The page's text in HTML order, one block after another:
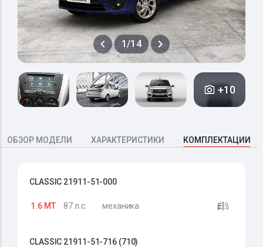
1/14
+10
ОБЗОР МОДЕЛИ ХАРАКТЕРИСТИКИ КОМПЛЕКТАЦИИ
CLASSIC 21911-51-000
1.6 MT 87 л.с. механика
CLASSIC 21911-51-716 (710)